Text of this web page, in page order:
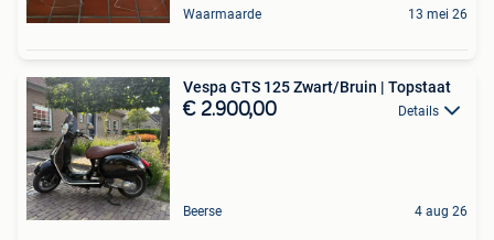
Waarmaarde 13 mei 26
Vespa GTS 125 Zwart/Bruin | Topstaat
€ 2.900,00 Details
Beerse 4 aug 26